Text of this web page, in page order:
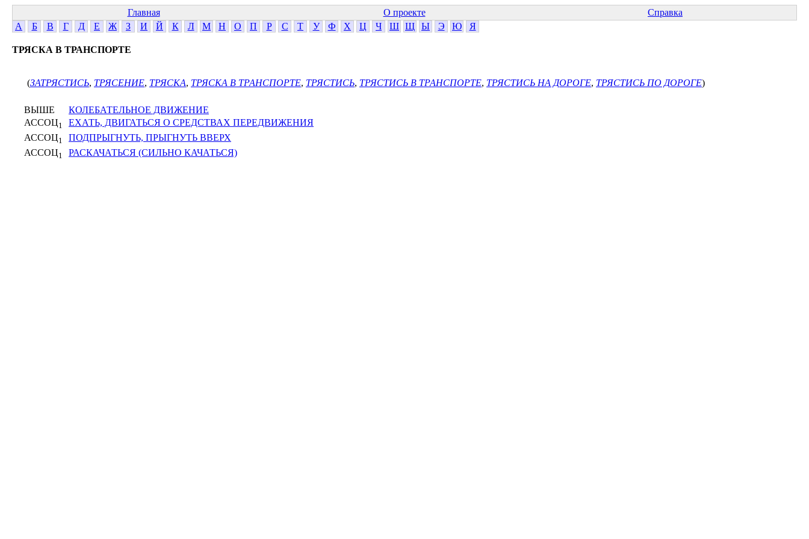
Главная О проекте
Справка
А
Б В Г Д Е Ж З И Й К Л М Н О П Р С Т У Ф Х Ц Ч Ш Щ Ы Э Ю Я
ТРЯСКА В ТРАНСПОРТЕ
(ЗАТРЯСТИСЬ, ТРЯСЕНИЕ, ТРЯСКА, ТРЯСКА В ТРАНСПОРТЕ, ТРЯСТИСЬ, ТРЯСТИСЬ В ТРАНСПОРТЕ, ТРЯСТИСЬ НА ДОРОГЕ, ТРЯСТИСЬ ПО ДОРОГЕ)
ВЫШЕ
КОЛЕБАТЕЛЬНОЕ ДВИЖЕНИЕ
АССОЦ1
ЕХАТЬ, ДВИГАТЬСЯ О СРЕДСТВАХ ПЕРЕДВИЖЕНИЯ
АССОЦ1
ПОДПРЫГНУТЬ, ПРЫГНУТЬ ВВЕРХ
АССОЦ1 РАСКАЧАТЬСЯ (СИЛЬНО КАЧАТЬСЯ)